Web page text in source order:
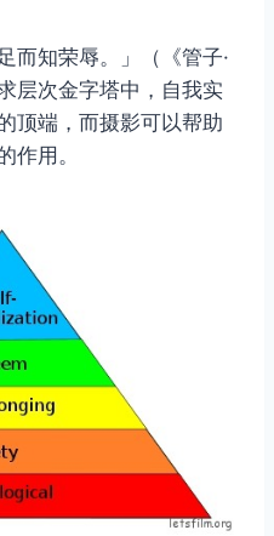
而知荣辱。」（《管子·
层次金字塔中，自我实
顶端，而摄影可以帮助
作用。